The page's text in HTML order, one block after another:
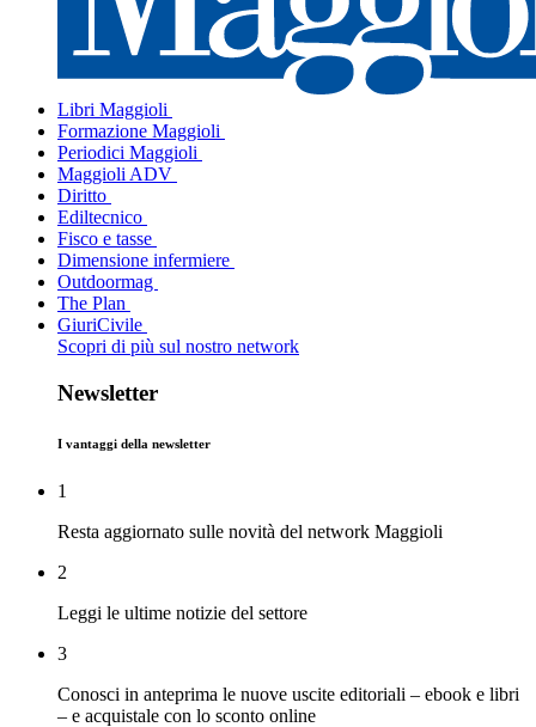
Libri Maggioli
Formazione Maggioli
Periodici Maggioli
Maggioli ADV
Diritto
Ediltecnico
Fisco e tasse
Dimensione infermiere
Outdoormag
The Plan
GiuriCivile
Scopri di più sul nostro network
Newsletter
I vantaggi della newsletter
1
Resta aggiornato sulle novità del network Maggioli
2
Leggi le ultime notizie del settore
3
Conosci in anteprima le nuove uscite editoriali – ebook e libri
– e acquistale con lo sconto online